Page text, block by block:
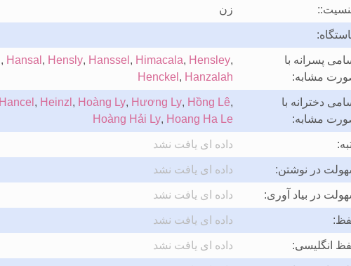
زن
پسرانه با
مشابه:
, Hansal , Hensly, Hanssel , Himacala, Hensley,
Henckel , Hanzalah
دخترانه با
مشابه:
Hancel , Heinzl , Hoàng Ly, Hương Ly, Hồng Lê,
Hoàng Hải Ly, Hoang Ha Le
داده ای یافت نشد
در نوشتن: داده ای یافت نشد
در بیاد آوری: داده ای یافت نشد
داده ای یافت نشد
انگلیسی: داده ای یافت نشد